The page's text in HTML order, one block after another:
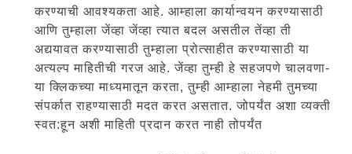
करण्याची आवश्यकता आहे. आम्हाला कार्यान्वयन करण्यासाठी
आणि तुम्हाला जेंव्हा जेंव्हा त्यात बदल असतील तेंव्हा ती
अद्ययावत करण्यासाठी तुम्हाला प्रोत्साहीत करण्यासाठी या
अत्यल्प माहितीची गरज आहे. जेंव्हा तुम्ही हे सहजपणे चालवणा-
या क्लिकच्या माध्यमातून करता, तुम्ही आम्हाला नेहमी तुमच्या
संपर्कात राहण्यासाठी मदत करत असतात. जोपर्यंत अशा व्यक्ती
स्वत:हून अशी माहिती प्रदान करत नाही तोपर्यंत